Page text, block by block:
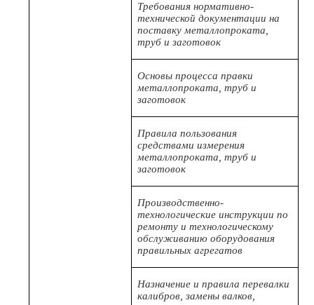
Требования нормативно-
технической документации на
поставку металлопроката,
труб и заготовок
Основы процесса правки
металлопроката, труб и
заготовок
Правила пользования
средствами измерения
металлопроката, труб и
заготовок
Производственно-
технологические инструкции по
ремонту и технологическому
обслуживанию оборудования
правильных агрегатов
Назначение и правила перевалки
калибров, замены валков,